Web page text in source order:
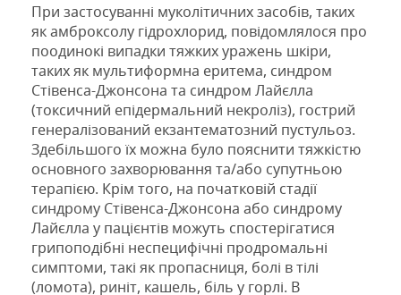
При застосуванні муколітичних засобів, таких
якамброксолу гідрохлорид, повідомлялося про
поодинокі випадки тяжкихуражень шкіри,
таких як мультиформна еритема, синдром
Стівенса-Джонсона та синдром Лайєлла
(токсичний епідермальний некроліз), гострий
генералізований екзантематозний пустульоз.
Здебільшого їх можна було пояснити тяжкістю
основного захворювання та/або супутньою
терапією. Крім того, на початковій стадії
синдрому Стівенса-Джонсона або синдрому
Лайєлла у пацієнтів можуть спостерігатися
грипоподібні неспецифічні продромальні
симптоми, такі як пропасниця, болі втілі
(ломота), риніт, кашель, біль у горлі. В